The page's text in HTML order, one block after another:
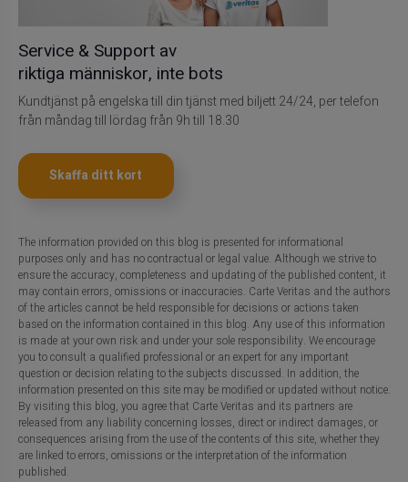
Service & Support av
riktiga människor, inte bots
Kundtjänst på engelska till din tjänst med biljett 24/24, per telefon
från måndag till lördag från 9h till 18.30
Skaffa ditt kort
The information provided on this blog is presented for informational
purposes only and has no contractual or legal value. Although we strive to
ensure the accuracy, completeness and updating of the published content, it
may contain errors, omissions or inaccuracies. Carte Veritas and the authors
of the articles cannot be held responsible for decisions or actions taken
based on the information contained in this blog. Any use of this information
is made at your own risk and under your sole responsibility. We encourage
you to consult a qualified professional or an expert for any important
question or decision relating to the subjects discussed. In addition, the
information presented on this site may be modified or updated without notice.
By visiting this blog, you agree that Carte Veritas and its partners are
released from any liability concerning losses, direct or indirect damages, or
consequences arising from the use of the contents of this site, whether they
are linked to errors, omissions or the interpretation of the information
published.